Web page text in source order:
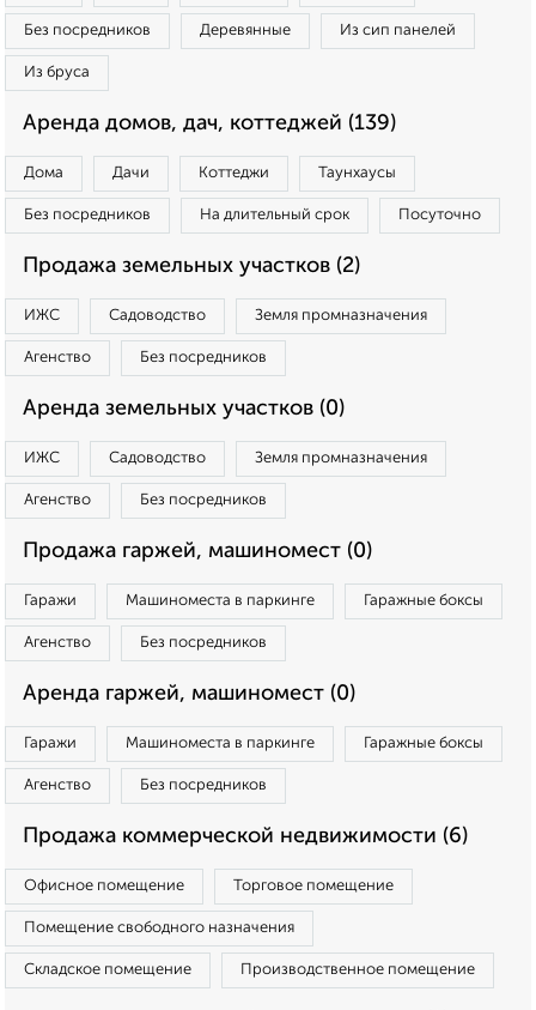
Без посредников Деревянные Из сип панелей
Из бруса
Аренда домов, дач, коттеджей (139)
Дома Дачи Коттеджи Таунхаусы
Без посредников На длительный срок Посуточно
Продажа земельных участков (2)
ИЖС Садоводство Земля промназначения
Агенство Без посредников
Аренда земельных участков (0)
ИЖС Садоводство Земля промназначения
Агенство Без посредников
Продажа гаржей, машиномест (0)
Гаражи Машиноместа в паркинге Гаражные боксы
Агенство Без посредников
Аренда гаржей, машиномест (0)
Гаражи Машиноместа в паркинге Гаражные боксы
Агенство Без посредников
Продажа коммерческой недвижимости (6)
Офисное помещение Торговое помещение
Помещение свободного назначения
Складское помещение Производственное помещение